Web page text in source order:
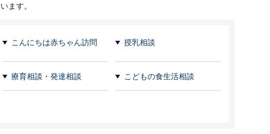
ます。
こんにちは赤ちゃん訪問 授乳相談
療育相談・発達相談 こどもの食生活相談